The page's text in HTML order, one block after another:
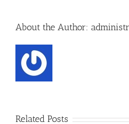
About the Author:
Related Posts